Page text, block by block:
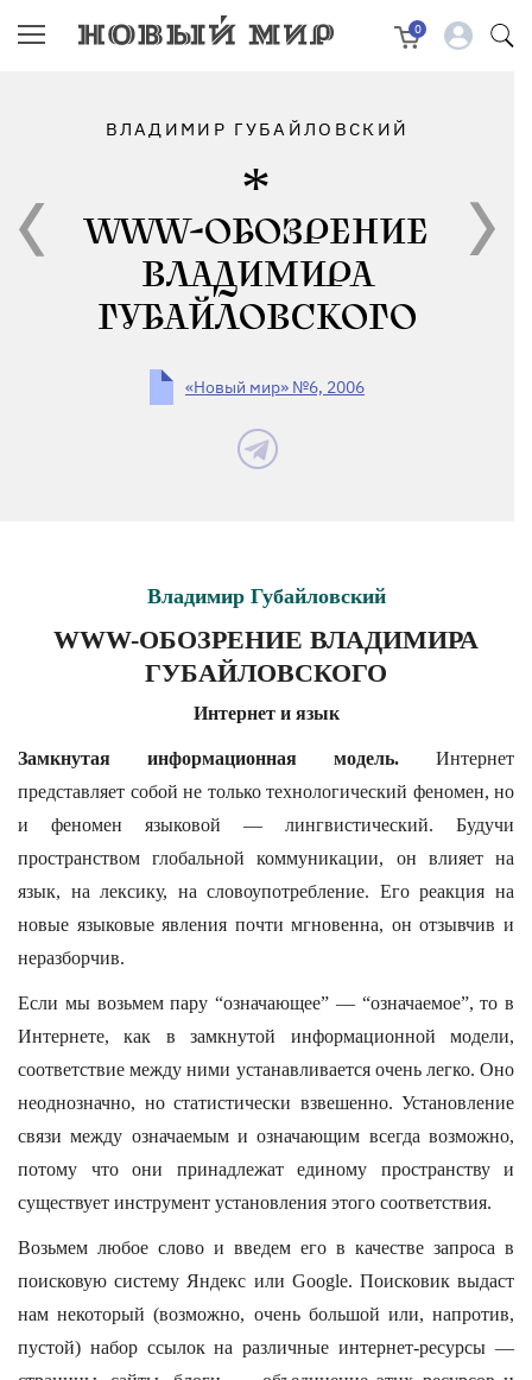
0
ВЛАДИМИР ГУБАЙЛОВСКИЙ
WWW-ОБОЗРЕНИЕ
ВЛАДИМИРА
ГУБАЙЛОВСКОГО
«Новый мир» №6, 2006
Владимир Губайловский
WWW-ОБОЗРЕНИЕ ВЛАДИМИРА
ГУБАЙЛОВСКОГО
Интернет и язык
Замкнутая информационная модель. Интернет
представляет собой не только технологический феномен, но
и феномен языковой — лингвистический. Будучи
пространством глобальной коммуникации, он влияет на
язык, на лексику, на словоупотребление. Его реакция на
новые языковые явления почти мгновенна, он отзывчив и
неразборчив.
Если мы возьмем пару “означающее” — “означаемое”, то в
Интернете, как в замкнутой информационной модели,
соответствие между ними устанавливается очень легко. Оно
неоднозначно, но статистически взвешенно. Установление
связи между означаемым и означающим всегда возможно,
потому что они принадлежат единому пространству и
существует инструмент установления этого соответствия.
Возьмем любое слово и введем его в качестве запроса в
поисковую систему Яндекс или Google. Поисковик выдаст
нам некоторый (возможно, очень большой или, напротив,
пустой) набор ссылок на различные интернет-ресурсы —